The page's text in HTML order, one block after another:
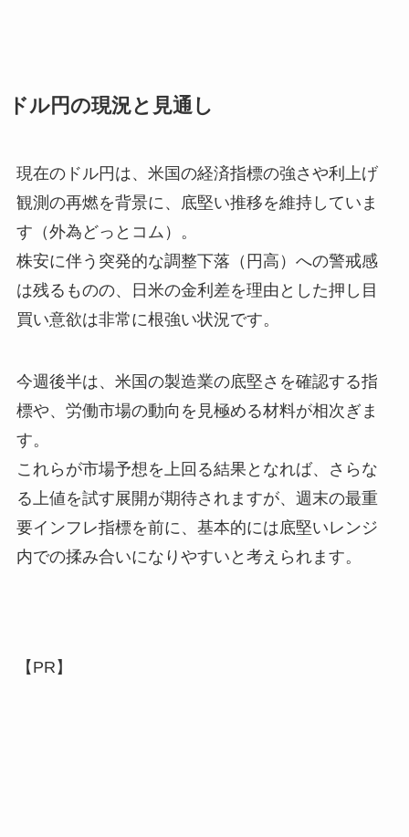
ドル円の現況と見通し
現在のドル円は、米国の経済指標の強さや利上げ
観測の再燃を背景に、底堅い推移を維持していま
す（外為どっとコム）。
株安に伴う突発的な調整下落（円高）への警戒感
は残るものの、日米の金利差を理由とした押し目
買い意欲は非常に根強い状況です。
今週後半は、米国の製造業の底堅さを確認する指
標や、労働市場の動向を見極める材料が相次ぎま
す。
これらが市場予想を上回る結果となれば、さらな
る上値を試す展開が期待されますが、週末の最重
要インフレ指標を前に、基本的には底堅いレンジ
内での揉み合いになりやすいと考えられます。
【PR】